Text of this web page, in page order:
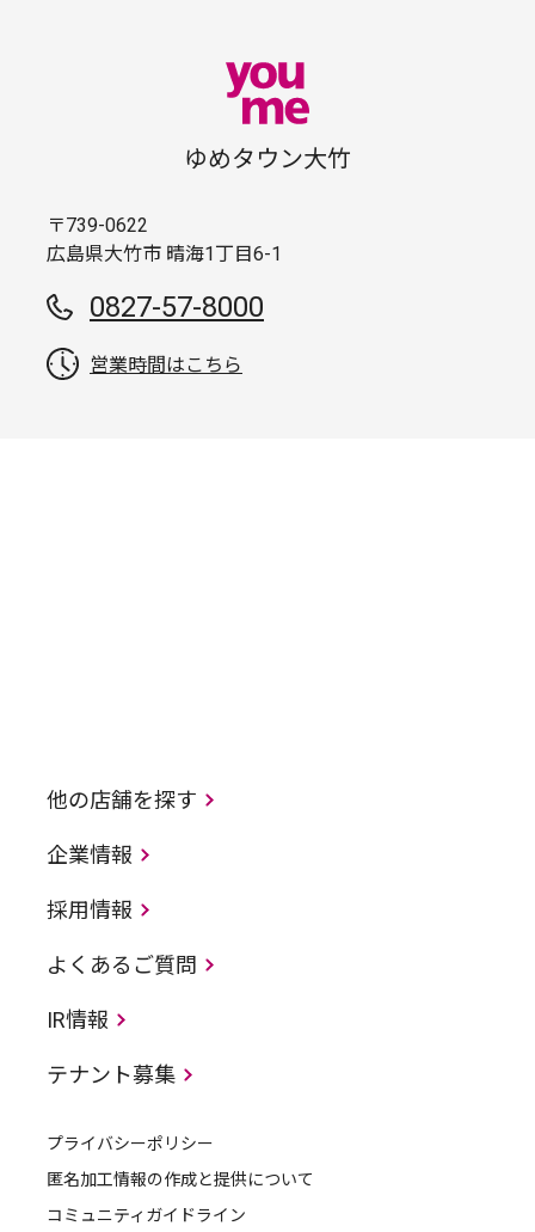
ゆめタウン大竹
〒739-0622
広島県大竹市 晴海1丁目6-1
0827-57-8000
営業時間はこちら
他の店舗を探す
企業情報
採用情報
よくあるご質問
IR情報
テナント募集
プライバシーポリシー
匿名加工情報の作成と提供について
コミュニティガイドライン